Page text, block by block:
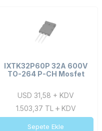
IXTK32P60P 32A 600V
TO-264 P-CH Mosfet
USD 31,58 + KDV
1.503,37 TL KDV
Sepete Ekle